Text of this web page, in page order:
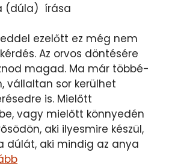
(dúla) írása
ezelőtt ez még nem
Az orvos döntésére
magad. Ma már többé-
vállaltan sor kerülhet
is. Mielőtt
vagy mielőtt könnyedén
aki ilyesmire készül,
dúlát, aki mindig az anya